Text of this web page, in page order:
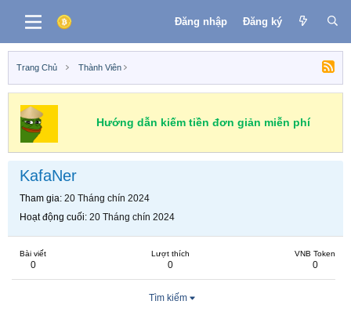
Đăng nhập Đăng ký
Trang Chủ Thành Viên
Hướng dẫn kiếm tiền đơn giản miễn phí
KafaNer
Tham gia 20 Tháng chín 2024
Hoạt động cuối 20 Tháng chín 2024
Bài viết
0
Lượt thích
0
VNB Token
0
Tìm kiếm